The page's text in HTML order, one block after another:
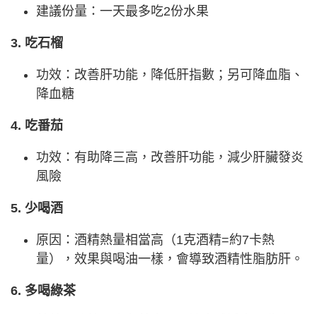
建議份量：一天最多吃2份水果
3. 吃石榴
功效：改善肝功能，降低肝指數；另可降血脂、
降血糖
4. 吃番茄
功效：有助降三高，改善肝功能，減少肝臟發炎
風險
5. 少喝酒
原因：酒精熱量相當高（1克酒精=約7卡熱
量），效果與喝油一樣，會導致酒精性脂肪肝。
6. 多喝綠茶